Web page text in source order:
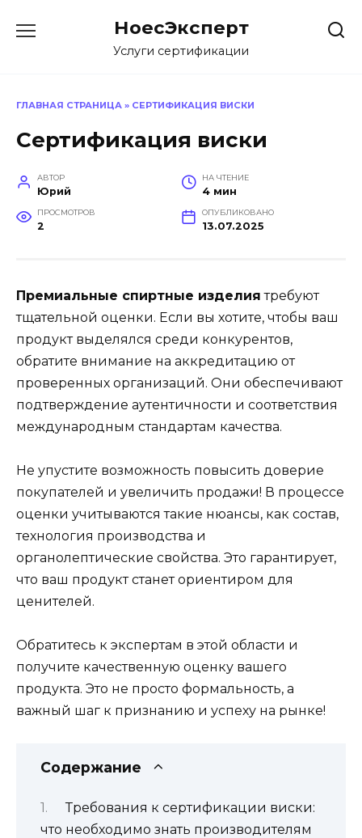
НоесЭксперт
Услуги сертификации
ГЛАВНАЯ СТРАНИЦА » СЕРТИФИКАЦИЯ ВИСКИ
Сертификация виски
АВТОР
Юрий
НА ЧТЕНИЕ
4 мин
ПРОСМОТРОВ
2
ОПУБЛИКОВАНО
13.07.2025
Премиальные спиртные изделия требуют
тщательной оценки. Если вы хотите, чтобы ваш
продукт выделялся среди конкурентов,
обратите внимание на аккредитацию от
проверенных организаций. Они обеспечивают
подтверждение аутентичности и соответствия
международным стандартам качества.
Не упустите возможность повысить доверие
покупателей и увеличить продажи! В процессе
оценки учитываются такие нюансы, как состав,
технология производства и
органолептические свойства. Это гарантирует,
что ваш продукт станет ориентиром для
ценителей.
Обратитесь к экспертам в этой области и
получите качественную оценку вашего
продукта. Это не просто формальность, а
важный шаг к признанию и успеху на рынке!
Содержание
Требования к сертификации виски:
что необходимо знать производителям